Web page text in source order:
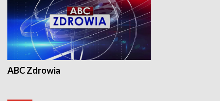
ABC Zdrowia